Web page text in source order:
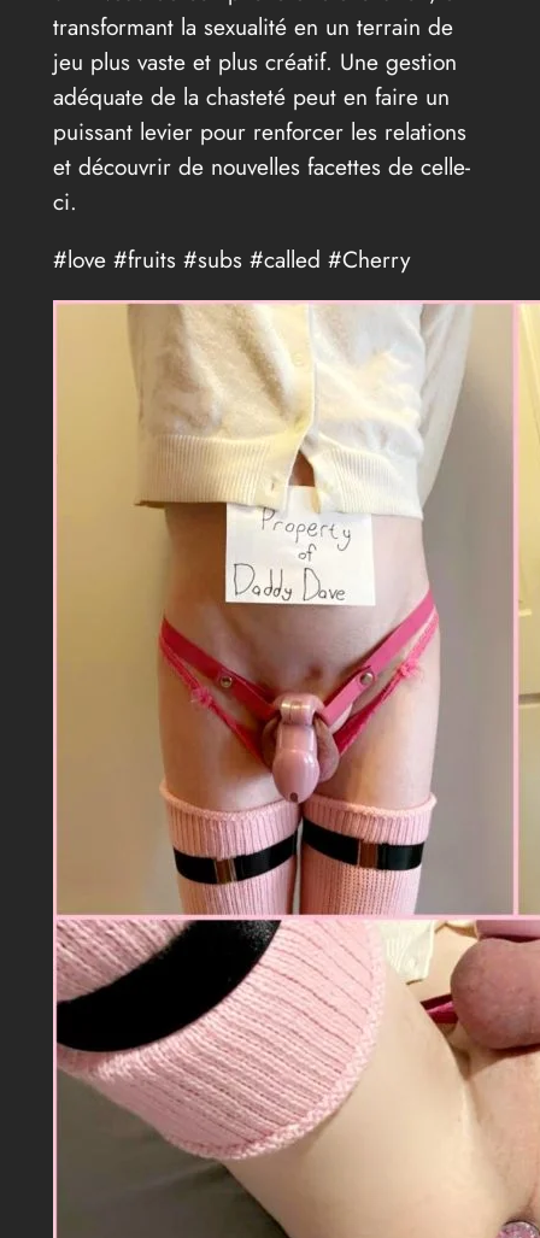
transformant la sexualité en un terrain de
jeu plus vaste et plus créatif. Une gestion
adéquate de la chasteté peut en faire un
puissant levier pour renforcer les relations
et découvrir de nouvelles facettes de celle-
ci.
#love #fruits #subs #called #Cherry